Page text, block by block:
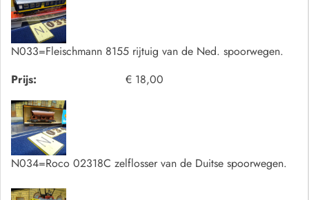
N033=Fleischmann 8155 rijtuig van de Ned. spoorwegen.
Prijs:
€ 18,00
N034=Roco 02318C zelflosser van de Duitse spoorwegen.